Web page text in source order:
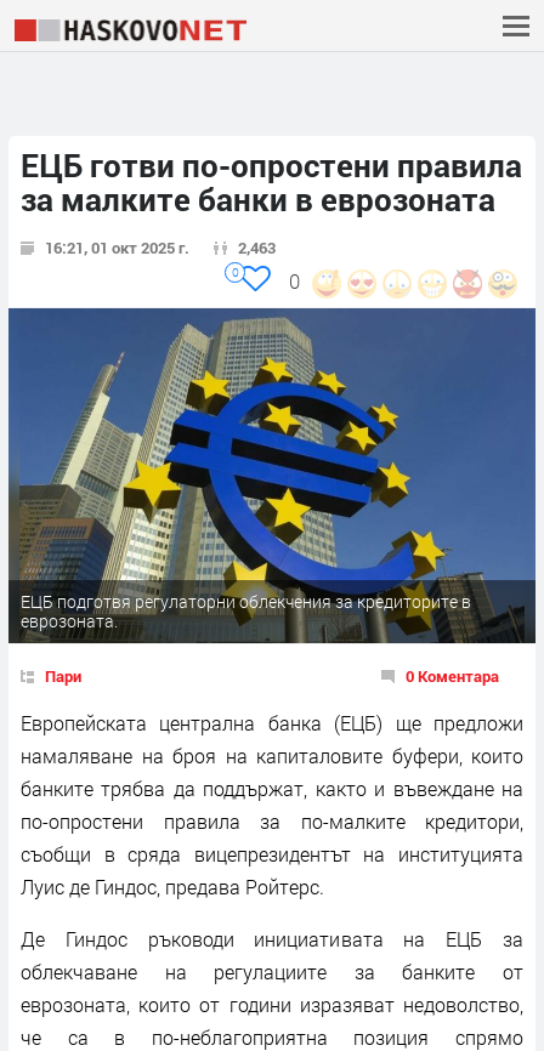
ЕЦБ готви по-опростени правила
за малките банки в еврозоната
16:21, 01 окт 2025 г. 2,463
0
0
ЕЦБ подготвя регулаторни облекчения за кредиторите в
еврозоната.
Пари 0 Коментара
Европейската централна банка (ЕЦБ) ще предложи
намаляване на броя на капиталовите буфери, които
банките трябва да поддържат, както и въвеждане на
по-опростени правила за по-малките кредитори,
съобщи в сряда вицепрезидентът на институцията
Луис де Гиндос, предава Ройтерс.
Де Гиндос ръководи инициативата на ЕЦБ за
облекчаване на регулациите за банките от
еврозоната, които от години изразяват недоволство,
че са в по-неблагоприятна позиция спрямо